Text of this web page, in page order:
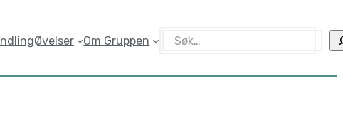
Øvelser Om Gruppen Søk